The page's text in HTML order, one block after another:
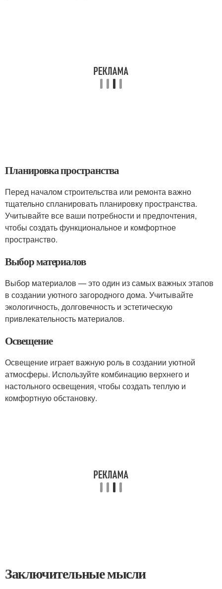
Планировка пространства
Перед началом строительства или ремонта важно
тщательно спланировать планировку пространства.
Учитывайте все ваши потребности и предпочтения,
чтобы создать функциональное и комфортное
пространство.
Выбор материалов
Выбор материалов — это один из самых важных этапов
в создании уютного загородного дома. Учитывайте
экологичность, долговечность и эстетическую
привлекательность материалов.
Освещение
Освещение играет важную роль в создании уютной
атмосферы. Используйте комбинацию верхнего и
настольного освещения, чтобы создать теплую и
комфортную обстановку.
Заключительные мысли